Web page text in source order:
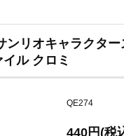
ンリオキャラクタ
ル クロミ
QE274
440円(税